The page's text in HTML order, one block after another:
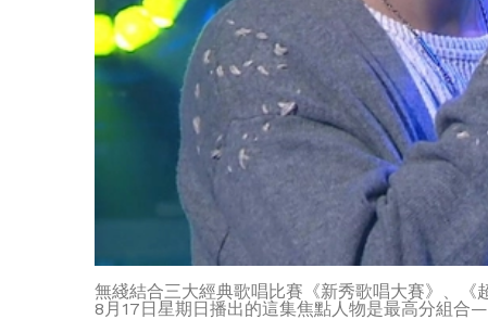
無綫結合三大經典歌唱比賽《新秀歌唱大賽》、《
8月17日星期日播出的這集焦點人物是最高分組